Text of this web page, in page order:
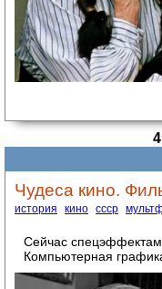
Чудеса кино.
история кино ссср
Сейчас
Компьютерная